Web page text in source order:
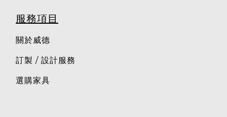
服務項目
關於威德
訂製 / 設計服務
選購家具